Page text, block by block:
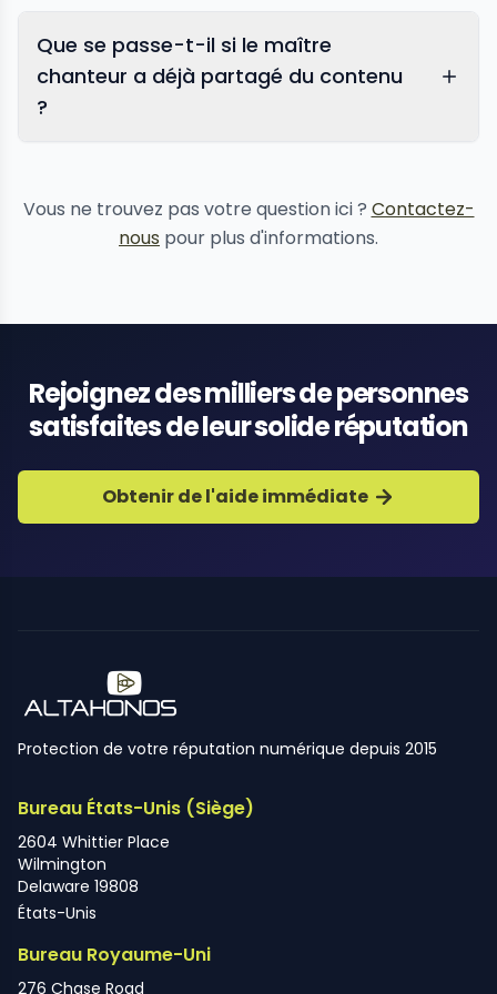
Que se passe-t-il si le maître
chanteur a déjà partagé du contenu
?
Vous ne trouvez pas votre question ici ? Contactez-
nous pour plus d'informations.
Rejoignez des milliers de personnes
satisfaites de leur solide réputation
Obtenir de l'aide immédiate
Protection de votre réputation numérique depuis 2015
Bureau États-Unis (Siège)
2604 Whittier Place
Wilmington
Delaware 19808
États-Unis
Bureau Royaume-Uni
276 Chase Road